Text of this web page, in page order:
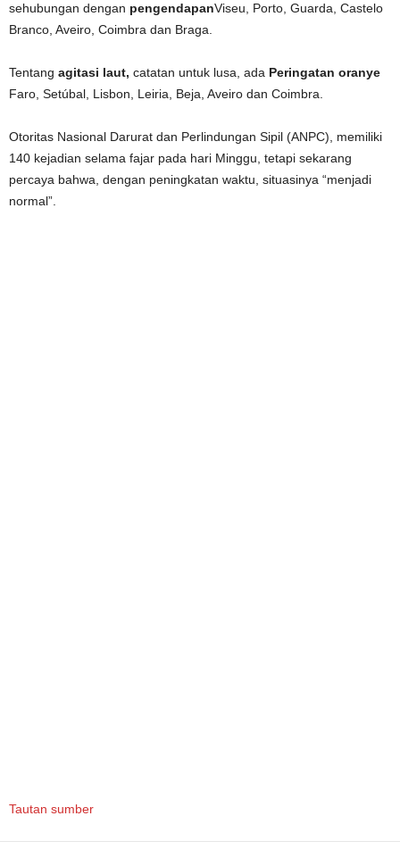
sehubungan dengan pengendapanViseu, Porto, Guarda, Castelo
Branco, Aveiro, Coimbra dan Braga.
Tentang agitasi laut, catatan untuk lusa, ada Peringatan oranye
Faro, Setúbal, Lisbon, Leiria, Beja, Aveiro dan Coimbra.
Otoritas Nasional Darurat dan Perlindungan Sipil (ANPC), memiliki
140 kejadian selama fajar pada hari Minggu, tetapi sekarang
percaya bahwa, dengan peningkatan waktu, situasinya “menjadi
normal”.
Tautan sumber